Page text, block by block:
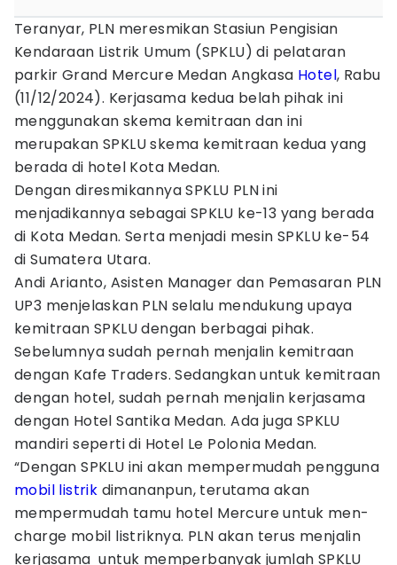
Teranyar, PLN meresmikan Stasiun Pengisian
Kendaraan Listrik Umum (SPKLU) di pelataran
parkir Grand Mercure Medan Angkasa Hotel, Rabu
(11/12/2024). Kerjasama kedua belah pihak ini
menggunakan skema kemitraan dan ini
merupakan SPKLU skema kemitraan kedua yang
berada di hotel Kota Medan.
Dengan diresmikannya SPKLU PLN ini
menjadikannya sebagai SPKLU ke-13 yang berada
di Kota Medan. Serta menjadi mesin SPKLU ke-54
di Sumatera Utara.
Andi Arianto, Asisten Manager dan Pemasaran PLN
UP3 menjelaskan PLN selalu mendukung upaya
kemitraan SPKLU dengan berbagai pihak.
Sebelumnya sudah pernah menjalin kemitraan
dengan Kafe Traders. Sedangkan untuk kemitraan
dengan hotel, sudah pernah menjalin kerjasama
dengan Hotel Santika Medan. Ada juga SPKLU
mandiri seperti di Hotel Le Polonia Medan.
“Dengan SPKLU ini akan mempermudah pengguna
mobil listrik dimananpun, terutama akan
mempermudah tamu hotel Mercure untuk men-
charge mobil listriknya. PLN akan terus menjalin
kerjasama untuk memperbanyak jumlah SPKLU